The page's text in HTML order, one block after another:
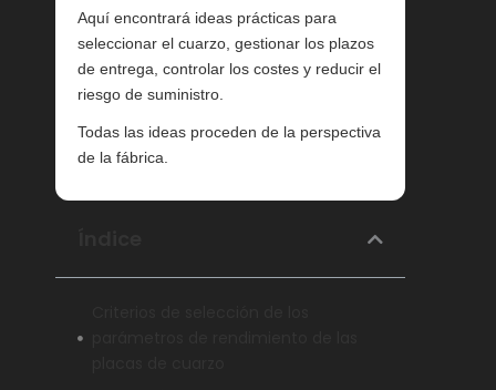
Aquí encontrará ideas prácticas para
seleccionar el cuarzo, gestionar los plazos
de entrega, controlar los costes y reducir el
riesgo de suministro.
Todas las ideas proceden de la perspectiva
de la fábrica.